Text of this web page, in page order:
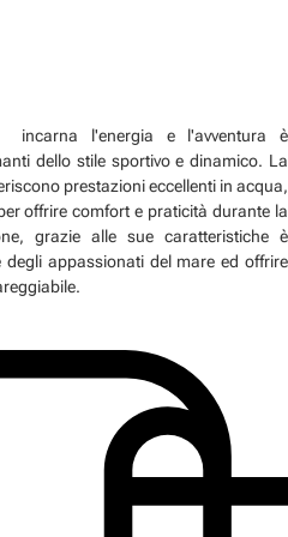
l'energia e l'avventura è
dello stile sportivo e dinamico. La
prestazioni eccellenti in acqua,
offrire comfort e praticità durante la
grazie alle sue caratteristiche è
appassionati del mare ed offrire